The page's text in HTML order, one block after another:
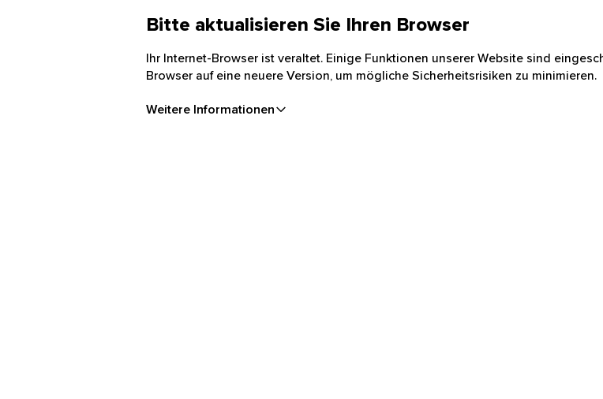
Bitte aktualisieren Sie Ihren Browser
Ihr Internet-Browser ist veraltet. Einige Funktionen unserer Website sind
Browser auf eine neuere Version, um mögliche Sicherheitsrisiken zu minimieren.
Weitere Informationen